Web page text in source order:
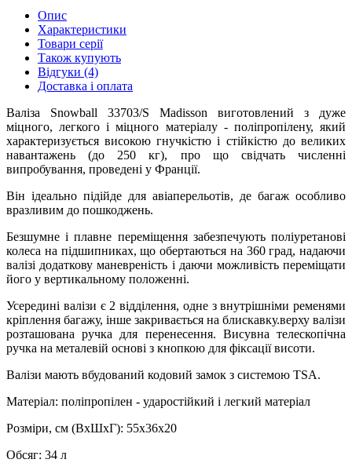
Опис
Характеристики
Товари серії
Також купують
Відгуки (4)
Доставка і оплата
Валіза Snowball 33703/S Madisson виготовлений з дуже
міцного, легкого і міцного матеріалу - поліпропілену, який
характеризується високою гнучкістю і стійкістю до великих
навантажень (до 250 кг), про що свідчать численні
випробування, проведені у Франції.
Він ідеально підійде для авіаперельотів, де багаж особливо
вразливим до пошкоджень.
Безшумне і плавне переміщення забезпечують поліуретанові
колеса на підшипниках, що обертаються на 360 град, надаючи
валізі додаткову маневреність і даючи можливість переміщати
його у вертикальному положенні.
Усередині валізи є 2 відділення, одне з внутрішніми ременями
кріплення багажу, інше закривається на блискавку.верху валізи
розташована ручка для перенесення. Висувна телескопічна
ручка на металевій основі з кнопкою для фіксації висоти.
Валізи мають вбудований кодовий замок з системою TSA.
Матеріал: поліпропілен - ударостійкий і легкий матеріал
Розміри, см (ВхШхГ): 55х36х20
Обсяг: 34 л